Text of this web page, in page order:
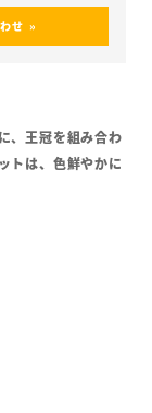
せ
、王冠を組み合わ
トは、色鮮やかに